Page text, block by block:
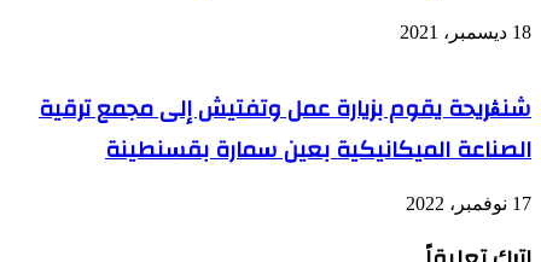
18 ديسمبر، 2021
شنڨريحة يقوم بزيارة عمل وتفتيش إلى مجمع ترقية
الصناعة الميكانيكية بعين سمارة بقسنطينة
17 نوفمبر، 2022